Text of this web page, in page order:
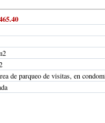
de parqueo de visitas, en